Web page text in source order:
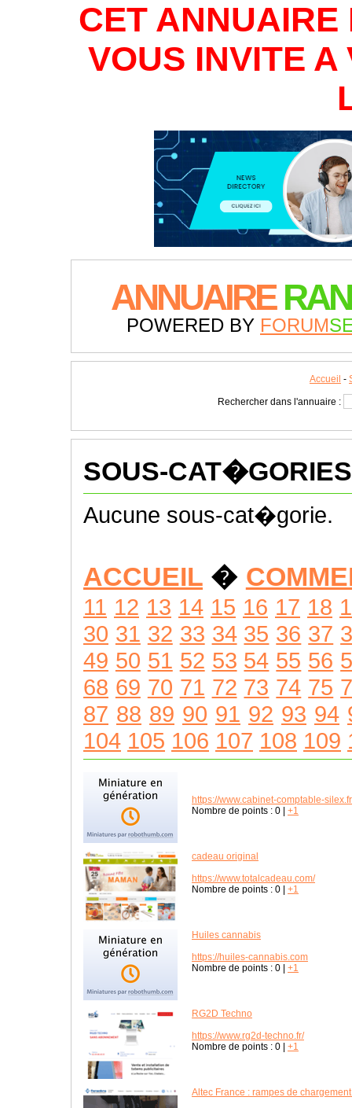
CET
VOUS INVITE A
ANNUAIRE
POWERED BY FORUM
Accueil -
Rechercher dans l'annuaire :
SOUS-CAT�GORIES
Aucune sous-cat�gorie.
ACCUEIL �
11 12 13 14 15 16 17 18
30 31 32 33 34 35 36 37
49 50 51 52 53 54 55 56
68 69 70 71 72 73 74 75
87 88 89 90 91 92 93 94
104 105 106 107 108 109
https://www.cabinet-comptable-
Nombre de points : 0 +1
cadeau original
https://www.totalcadeau.com/
Nombre de points : 0 +1
Huiles cannabis
https://huiles-cannabis.com
Nombre de points : 0 +1
RG2D Techno
https://www.rg2d-techno.fr/
Nombre de points : 0 +1
Altec France : rampes de